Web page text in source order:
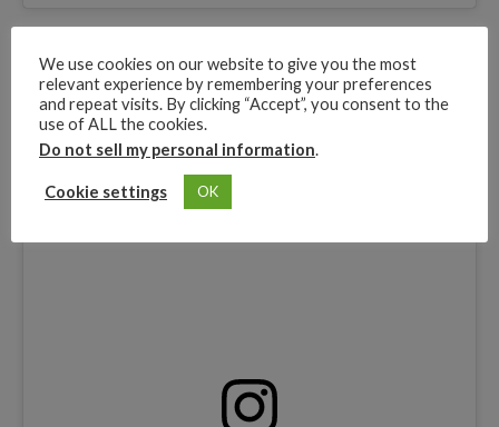
no solo heredo la belleza de su madre, tambien su hermosa
voz, Emme, ya habia mostrado su talento en concierto junto
a Jlo.
We use cookies on our website to give you the most
relevant experience by remembering your preferences
and repeat visits. By clicking “Accept”, you consent to the
use of ALL the cookies.
Do not sell my personal information.
Cookie settings OK